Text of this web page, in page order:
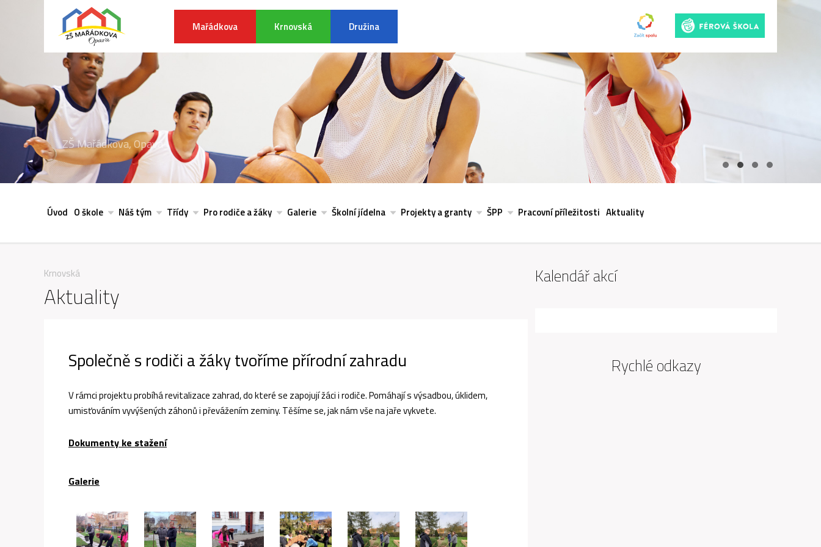
Mařádkova Krnovská Družina
ZŠ Mařádkova, Opava
Úvod O škole Náš tým Třídy Pro rodiče a žáky Galerie Školní jídelna Projekty a granty ŠPP Pracovní příležitosti Aktuality
Krnovská
Aktuality
Společně s rodiči a žáky tvoříme přírodní zahradu
V rámci projektu probíhá revitalizace zahrad, do které se zapojují žáci i rodiče. Pomáhají s výsadbou, úklidem,
umisťováním vyvýšených záhonů i převážením zeminy. Těšíme se, jak nám vše na jaře vykvete.
Dokumenty ke stažení
Galerie
Kalendář akcí
Rychlé odkazy